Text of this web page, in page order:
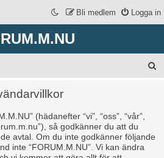
Logga in
Bli medlem
(hädanefter “vi”, “oss”, “vår”,
så godkänner du att du
avtal. Om du inte godkänner följande
inte “FORUM.M.NU”. Vi kan ändra